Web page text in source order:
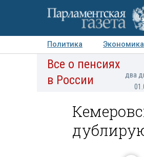
Политика Экономика
Авторы Персоны
Все о пенсиях
в России
два